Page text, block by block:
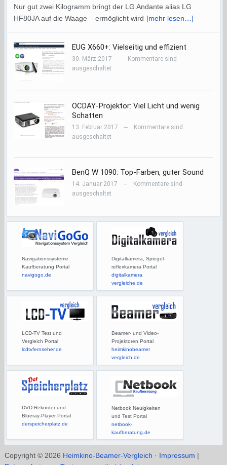
Nur gut zwei Kilogramm bringt der LG Andante alias LG
HF80JA auf die Waage – ermöglicht wird [mehr lesen…]
EUG X660+: Vielseitig und effizient
30. März 2017 —
Kommentare sind
ausgeschaltet
OCDAY-Projektor: Viel Licht und wenig
Schatten
13. Februar 2017 —
Kommentare sind
ausgeschaltet
BenQ W 1090: Top-Farben, guter Sound
14. Januar 2017 —
Kommentare sind
ausgeschaltet
Navigationssysteme
Kaufberatung Portal
navigogo.de
Digitalkamera, Spiegel-
reflexkamera Portal
digitalkamera
vergleiche.de
LCD-TV Test und
Vergleich Portal
lcdtvfernseher.de
Beamer- und Video-
Projektoren Portal
heimkinobeamer
vergleich.de
DVD-Rekorder und
Blueray-Player Portal
derspeicherplatz.de
Netbook Neuigkeiten
und Test Portal
netbook-
kaufberatung.de
Copyright © 2026 Heimkino-Beamer-Vergleich · Impressum |